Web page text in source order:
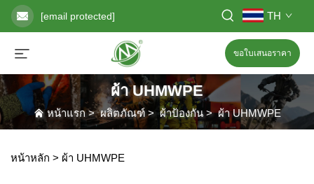
[email protected] TH
ขอใบเสนอราคา
ผ้า UHMWPE
หน้าแรก>ผลิตภัณฑ์> ผ้าป้องกัน>ผ้า UHMWPE
หน้าหลัก > ผ้า UHMWPE